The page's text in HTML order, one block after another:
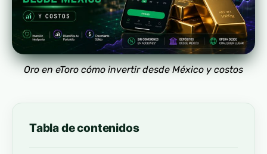
Oro en eToro cómo invertir desde México y costos
Tabla de contenidos